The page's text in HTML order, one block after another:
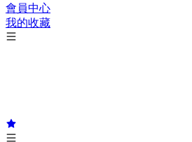
會員中心
我的收藏